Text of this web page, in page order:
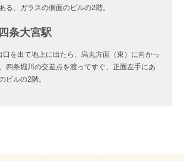
る、ガラスの側面のビルの2階。
条大宮駅
口を出て地上に出たら、烏丸方面（東）に向かっ
四条堀川の交差点を渡ってすぐ、正面左手にあ
ビルの2階。